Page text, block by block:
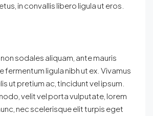
in convallis libero ligula ut eros.
sodales aliquam, ante mauris
fermentum ligula nibh ut ex. Vivamus
ut pretium ac, tincidunt vel ipsum.
velit vel porta vulputate, lorem
nec scelerisque elit turpis eget